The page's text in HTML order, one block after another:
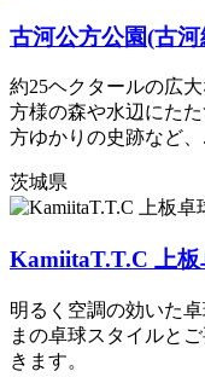
古河公方公園(古
約25ヘクタールの広
方様の森や水辺にた
方ゆかりの史跡など、
茨城県
KamiitaT.T.C 上板
明るく空調の効いた
まの卓球スタイルと
きます。